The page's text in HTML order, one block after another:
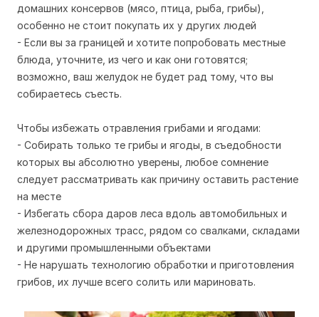
домашних консервов (мясо, птица, рыба, грибы),
особенно не стоит покупать их у других людей
- Если вы за границей и хотите попробовать местные
блюда, уточните, из чего и как они готовятся;
возможно, ваш желудок не будет рад тому, что вы
собираетесь съесть.
Чтобы избежать отравления грибами и ягодами:
- Собирать только те грибы и ягоды, в съедобности
которых вы абсолютно уверены, любое сомнение
следует рассматривать как причину оставить растение
на месте
- Избегать сбора даров леса вдоль автомобильных и
железнодорожных трасс, рядом со свалками, складами
и другими промышленными объектами
- Не нарушать технологию обработки и приготовления
грибов, их лучше всего солить или мариновать.